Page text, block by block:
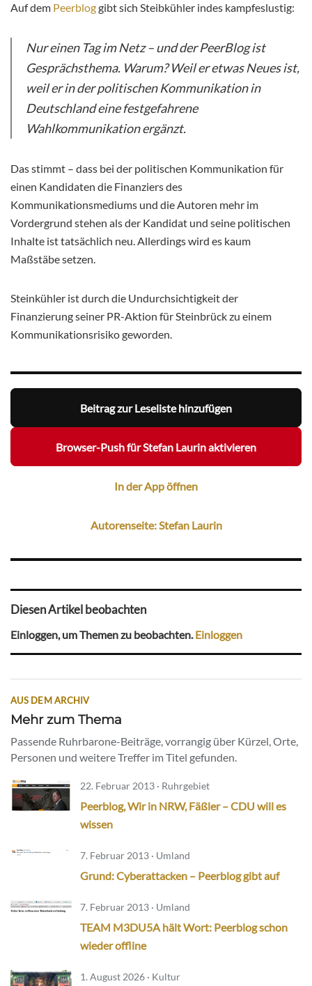
Auf dem Peerbloggibt sich Steibkühler indes kampfeslustig:
Nur einen Tag im Netz – und der PeerBlog ist
Gesprächsthema. Warum? Weil er etwas Neues ist,
weil er in der politischen Kommunikation in
Deutschland eine festgefahrene
Wahlkommunikation ergänzt.
Das stimmt – dass bei der politischen Kommunikation für
einen Kandidaten die Finanziers des
Kommunikationsmediums und die Autoren mehr im
Vordergrund stehen als der Kandidat und seine politischen
Inhalte ist tatsächlich neu. Allerdings wird es kaum
Maßstäbe setzen.
Steinkühler ist durch die Undurchsichtigkeit der
Finanzierung seiner PR-Aktion für Steinbrück zu einem
Kommunikationsrisiko geworden.
Beitrag zur Leseliste hinzufügen
Browser-Push für Stefan Laurin aktivieren
In der App öffnen
Autorenseite: Stefan Laurin
Diesen Artikel beobachten
Einloggen, um Themen zu beobachten. Einloggen
AUS DEM ARCHIV
Mehr zum Thema
Passende Ruhrbarone-Beiträge, vorrangig über Kürzel, Orte,
Personen und weitere Treffer im Titel gefunden.
22. Februar 2013 · Ruhrgebiet
Peerblog, Wir in NRW, Fäßler – CDU will es
wissen
7. Februar 2013 · Umland
Grund: Cyberattacken – Peerblog gibt auf
7. Februar 2013 · Umland
TEAM M3DU5A hält Wort: Peerblog schon
wieder offline
1. August 2026 · Kultur